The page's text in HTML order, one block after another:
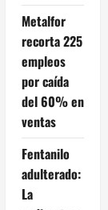
Metalfor
recorta 225
empleos
por caída
del 60% en
ventas
Fentanilo
adulterado:
La